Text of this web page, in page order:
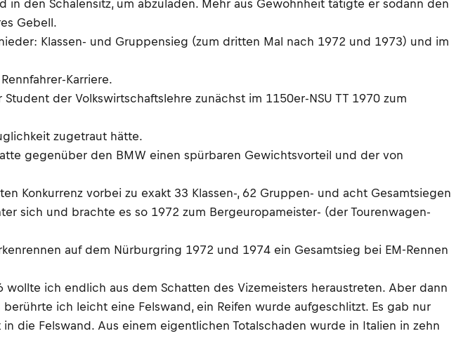
den Schalensitz, um abzuladen. Mehr aus Gewohnheit tätigte er sodann den
Gebell.
Klassen- und Gruppensieg (zum dritten Mal nach 1972 und 1973) und im
Karriere.
der Volkswirtschaftslehre zunächst im 1150er-NSU TT 1970 zum
zugetraut hätte.
gegenüber den BMW einen spürbaren Gewichtsvorteil und der von
Konkurrenz vorbei zu exakt 33 Klassen-, 62 Gruppen- und acht Gesamtsiegen
sich und brachte es so 1972 zum Bergeuropameister- (der Tourenwagen-
auf dem Nürburgring 1972 und 1974 ein Gesamtsieg bei EM-Rennen
ich endlich aus dem Schatten des Vizemeisters heraustreten. Aber dann
ich leicht eine Felswand, ein Reifen wurde aufgeschlitzt. Es gab nur
die Felswand. Aus einem eigentlichen Totalschaden wurde in Italien in zehn